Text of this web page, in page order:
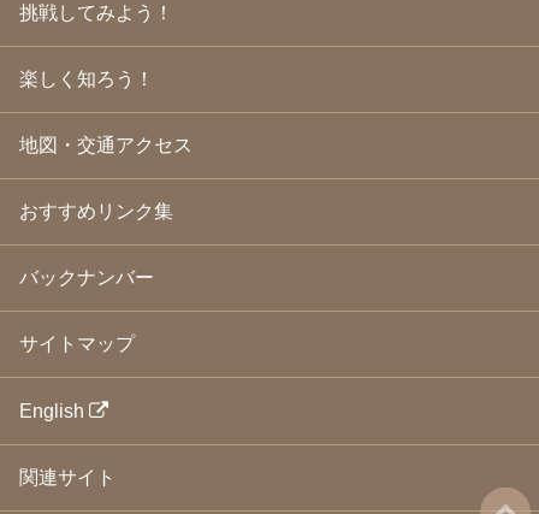
2009年2月(19)
2009年1月(25)
2008年12月 (22)
2008年9月(24)
2008年8月(24)
2008年7月
(23)
2008年6月(23)
2008年5月(21)
2008年4月(22)
2008年1月 (23)
2007年12月(26)
2007年11月
2007年10月
2007年9月(23)
2007年8月
挑戦してみよう！
楽しく知ろう！
地図・交通アクセス
おすすめリンク集
バックナンバー
サイトマップ
English
関連サイト